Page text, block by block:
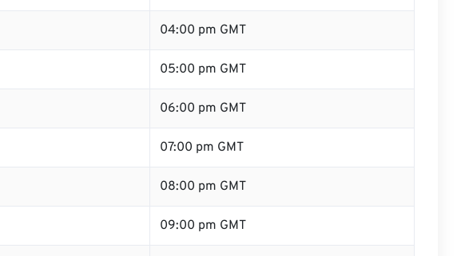
04:00 pm GMT
05:00 pm GMT
06:00 pm GMT
07:00 pm GMT
08:00 pm GMT
09:00 pm GMT